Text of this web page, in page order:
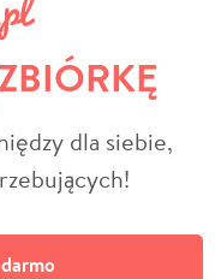
dla siebie,